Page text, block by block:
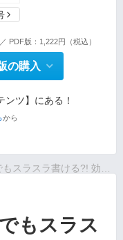
PDF版：1,222円（税込）
の購入
ツ】にある！
から
ラスラ書ける?! 効果抜...
もスラス